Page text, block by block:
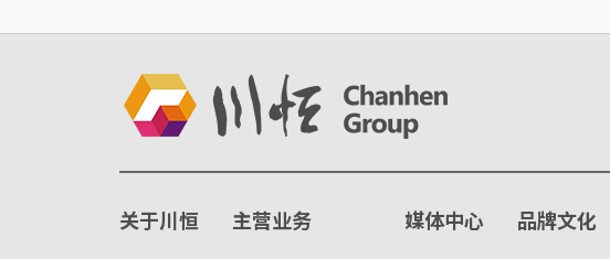
关于川恒 主营业务 媒体中心 品牌文化